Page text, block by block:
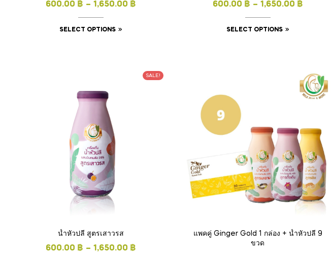
600.00 ฿ – 1,650.00 ฿
SELECT OPTIONS
600.00 ฿ – 1,650.00 ฿
SELECT OPTIONS
SALE!
น้ำหัวปลี สูตรเสาวรส
600.00 ฿ – 1,650.00 ฿
แพคคู่ Ginger Gold 1 กล่อง + น้ำหัวปลี 9
ขวด